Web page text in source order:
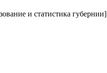
и статистика губернии]